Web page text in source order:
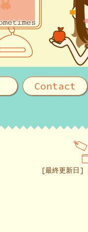
Contact
[最終更新日